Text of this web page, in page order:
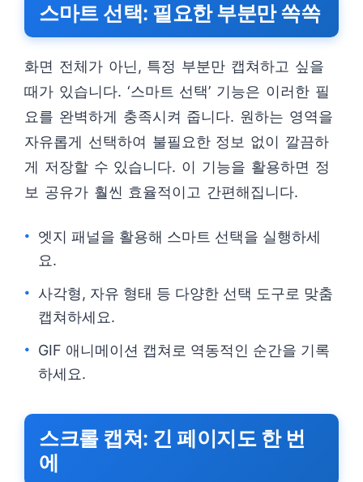
스마트 선택: 필요한 부분만 쏙쏙
화면 전체가 아닌, 특정 부분만 캡쳐하고 싶을
때가 있습니다. ‘스마트 선택’ 기능은 이러한 필
요를 완벽하게 충족시켜 줍니다. 원하는 영역을
자유롭게 선택하여 불필요한 정보 없이 깔끔하
게 저장할 수 있습니다. 이 기능을 활용하면 정
보 공유가 훨씬 효율적이고 간편해집니다.
엣지 패널을 활용해 스마트 선택을 실행하세
요.
사각형, 자유 형태 등 다양한 선택 도구로 맞춤
캡쳐하세요.
GIF 애니메이션 캡쳐로 역동적인 순간을 기록
하세요.
스크롤 캡쳐: 긴 페이지도 한 번
에